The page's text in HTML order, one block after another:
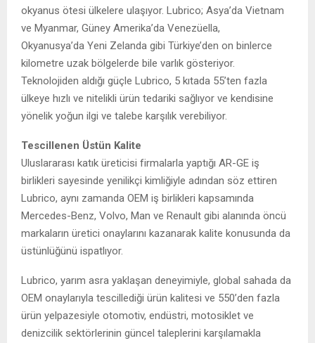
okyanus ötesi ülkelere ulaşıyor. Lubrico; Asya’da Vietnam
ve Myanmar, Güney Amerika’da Venezüella,
Okyanusya’da Yeni Zelanda gibi Türkiye’den on binlerce
kilometre uzak bölgelerde bile varlık gösteriyor.
Teknolojiden aldığı güçle Lubrico, 5 kıtada 55’ten fazla
ülkeye hızlı ve nitelikli ürün tedariki sağlıyor ve kendisine
yönelik yoğun ilgi ve talebe karşılık verebiliyor.
Tescillenen Üstün Kalite
Uluslararası katık üreticisi firmalarla yaptığı AR-GE iş
birlikleri sayesinde yenilikçi kimliğiyle adından söz ettiren
Lubrico, aynı zamanda OEM iş birlikleri kapsamında
Mercedes-Benz, Volvo, Man ve Renault gibi alanında öncü
markaların üretici onaylarını kazanarak kalite konusunda da
üstünlüğünü ispatlıyor.
Lubrico, yarım asra yaklaşan deneyimiyle, global sahada da
OEM onaylarıyla tescillediği ürün kalitesi ve 550’den fazla
ürün yelpazesiyle otomotiv, endüstri, motosiklet ve
denizcilik sektörlerinin güncel taleplerini karşılamakla